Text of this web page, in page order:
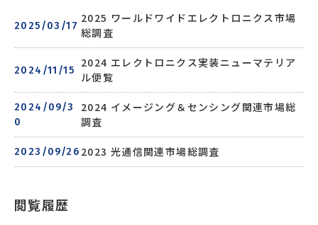
2025/03/17
2025 ワールドワイドエレクトロニクス市場
総調査
2024/11/15
2024 エレクトロニクス実装ニューマテリア
ル便覧
2024/09/3
0
2024 イメージング＆センシング関連市場総
調査
2023/09/26 2023 光通信関連市場総調査
閲覧履歴